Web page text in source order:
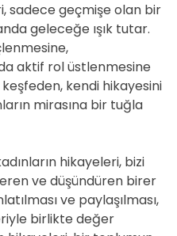
sadece geçmişe olan bir
geleceğe ışık tutar.
aktif rol üstlenmesine
kendi hikayesini
mirasına bir tuğla
hikayeleri, bizi
ve düşündüren birer
ve paylaşılması,
birlikte değer